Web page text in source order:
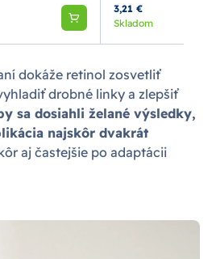
3,21 €
Skladom
dokáže retinol zosvetliť
drobné linky a zlepšiť
sa dosiahli želané výsledky,
najskôr dvakrát
aj častejšie po adaptácii